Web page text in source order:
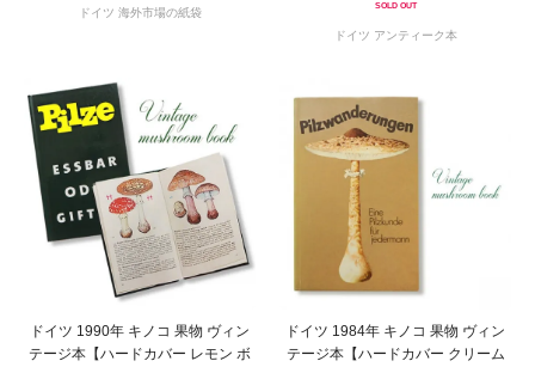
ドイツ 海外市場の紙袋
SOLD OUT
ドイツ アンティーク本
ドイツ 1990年 キノコ 果物 ヴィン
テージ本【ハードカバー レモン ボ
ドイツ 1984年 キノコ 果物 ヴィン
テージ本【ハードカバー クリーム